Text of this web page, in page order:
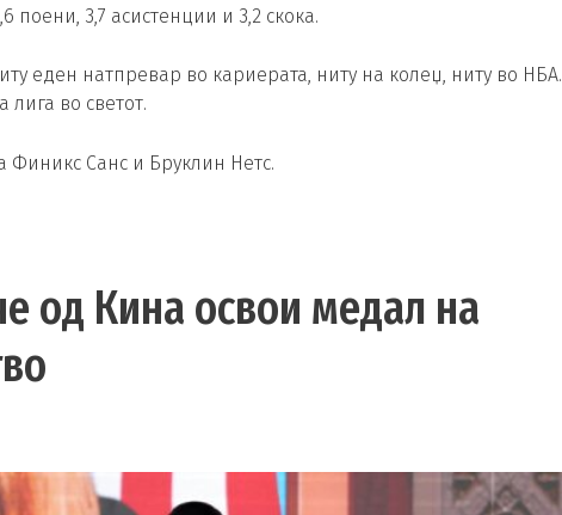
поени, 3,7 асистенции и 3,2 скока.
еден натпревар во кариерата, ниту на колеџ, ниту во НБА.
лига во светот.
Финикс Санс и Бруклин Нетс.
од Кина освои медал на